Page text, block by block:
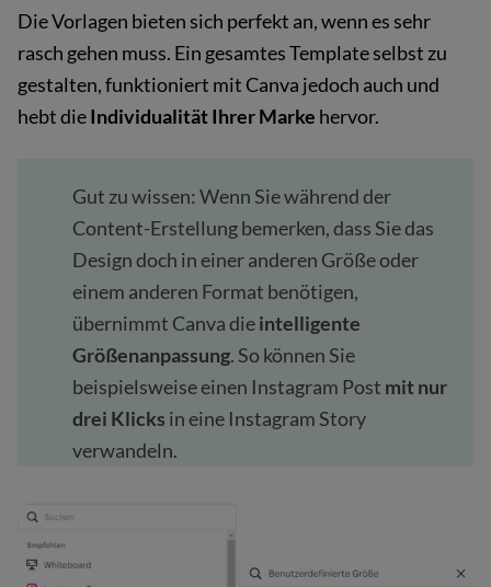
Die Vorlagen bieten sich perfekt an, wenn es sehr
rasch gehen muss. Ein gesamtes Template selbst zu
gestalten, funktioniert mit Canva jedoch auch und
hebt dieIndividualität Ihrer Marke hervor.
Gut zu wissen: Wenn Sie während der
Content-Erstellung bemerken, dass Sie das
Design doch in einer anderen Größe oder
einem anderen Format benötigen,
übernimmt Canva dieintelligente
Größenanpassung. So können Sie
beispielsweise einen Instagram Post mit nur
drei Klicks in eine Instagram Story
verwandeln.